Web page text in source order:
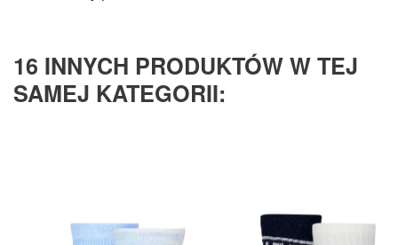
16 INNYCH PRODUKTÓW W TEJ
SAMEJ KATEGORII: